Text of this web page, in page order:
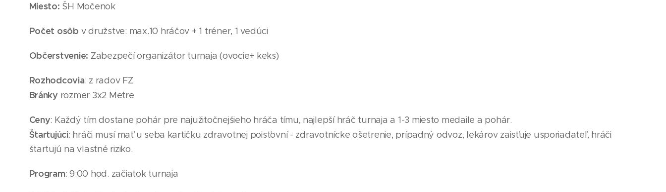
Miesto: ŠH Močenok
Počet osôb v družstve: max.10 hráčov + 1 tréner, 1 vedúci
Občerstvenie: Zabezpečí organizátor turnaja (ovocie+ keks)
Rozhodcovia: z radov FZ
Bránky rozmer 3x2 Metre
Ceny: Každý tím dostane pohár pre najužitočnejšieho hráča tímu, najlepší hráč turnaja a 1-3 miesto medaile a pohár.
Štartujúci: hráči musí mať u seba kartičku zdravotnej poisťovní - zdravotnícke ošetrenie, prípadný odvoz, lekárov zaisťuje usporiadateľ, hráči
štartujú na vlastné riziko.
Program: 9:00 hod. začiatok turnaja